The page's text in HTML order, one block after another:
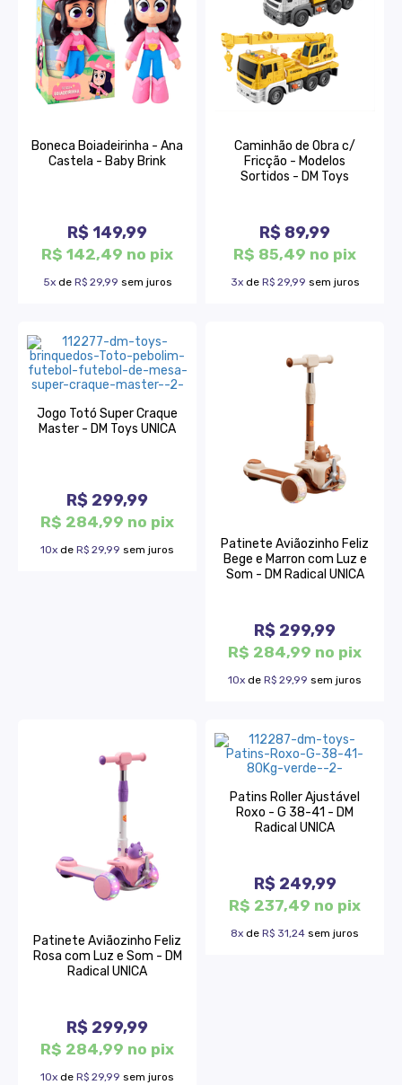
Boneca Boiadeirinha - Ana
Castela - Baby Brink
R$ 149,99
R$ 142,49 no pix
5xde R$ 29,99 sem juros
Caminhão de Obra c/
Fricção - Modelos
Sortidos - DM Toys
R$ 89,99
R$ 85,49 no pix
3xde R$ 29,99 sem juros
Jogo Totó Super Craque
Master - DM Toys UNICA
R$ 299,99
R$ 284,99 no pix
10x de R$ 29,99 sem juros
Patinete Aviãozinho Feliz
Bege e Marron com Luz e
Som - DM Radical UNICA
R$ 299,99
R$ 284,99 no pix
10x de R$ 29,99 sem juros
Patinete Aviãozinho Feliz
Rosa com Luz e Som - DM
Radical UNICA
R$ 299,99
R$ 284,99 no pix
10x de R$ 29,99 sem juros
Patins Roller Ajustável
Roxo - G 38-41 - DM
Radical UNICA
R$ 249,99
R$ 237,49 no pix
8x de R$ 31,24 sem juros